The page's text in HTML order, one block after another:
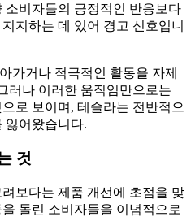
소비자들의 긍정적인 반응보다
지하는 데 있어 경고 신호입니
가거나 적극적인 활동을 자제
러나 이러한 움직임만으로는
로 보이며, 테슬라는 전반적으
잃어왔습니다.
것
보다는 제품 개선에 초점을 맞
돌린 소비자들을 이념적으로